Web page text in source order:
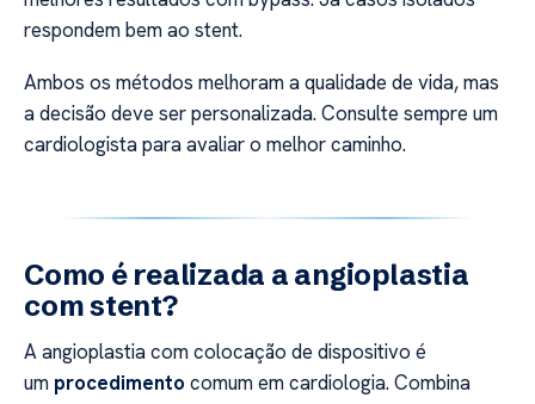
respondem bem ao stent.
Ambos os métodos melhoram a qualidade de vida, mas
a decisão deve ser personalizada. Consulte sempre um
cardiologista para avaliar o melhor caminho.
Como é realizada a angioplastia
com stent?
A angioplastia com colocação de dispositivo é
um procedimento comum em cardiologia. Combina